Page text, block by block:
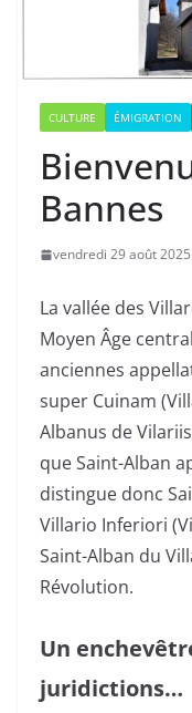
CULTURE ÉMIGRATION
Bannes
vendredi 29 août 2025
La vallée des
Moyen Âge
anciennes
super Cuinam
Albanus de
que Saint-Alban
distingue donc
Villario Inferiori
Saint-Alban du
Révolution.
Un
juridictions…